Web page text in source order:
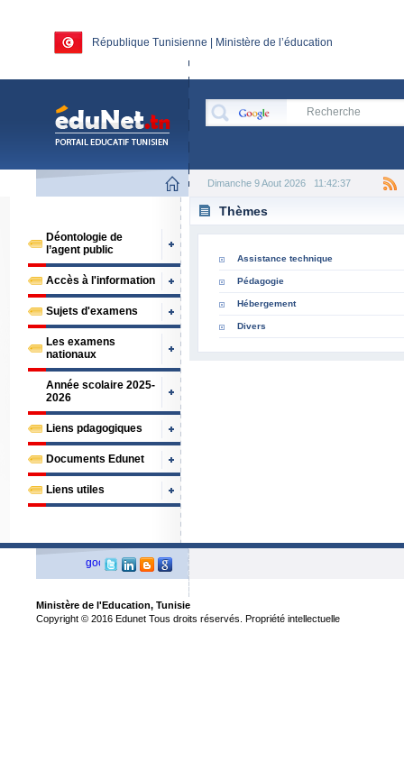
République Tunisienne | Ministère de l’éducation
Dimanche 9 Aout 2026 11:42:37
Déontologie de
l’agent public
Accès à l'information
Sujets d'examens
Les examens
nationaux
Année scolaire 2025-
2026
Liens pdagogiques
Documents Edunet
Liens utiles
Thèmes
Assistance technique
Pédagogie
Hébergement
Divers
Ministère de l'Education, Tunisie
Copyright © 2016 Edunet Tous droits réservés. Propriété intellectuelle